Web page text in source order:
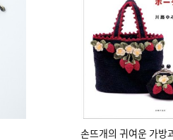
손뜨개의 귀여운 가방